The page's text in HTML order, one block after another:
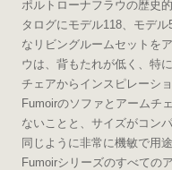
ポルトローナフラウの歴史
タログにモデル118、モデ
なリビングルームセットを
ウは、背もたれが低く、特
チェアからインスピレーシ
Fumoirのソファとアームチ
ないことと、サイズがコン
同じように非常に機敏で用
Fumoirシリーズのすべての